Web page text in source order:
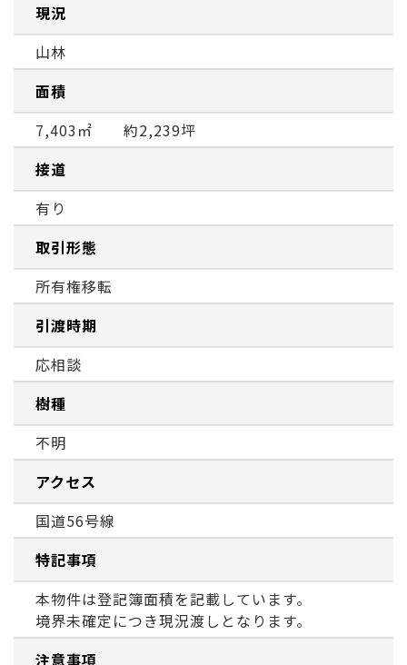
現況
山林
面積
7,403㎡ 約2,239坪
接道
有り
取引形態
所有権移転
引渡時期
応相談
樹種
不明
アクセス
国道56号線
特記事項
本物件は登記簿面積を記載しています。
境界未確定につき現況渡しとなります。
注意事項